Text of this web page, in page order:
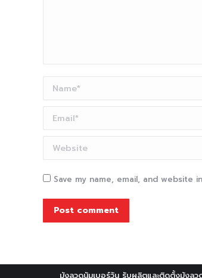
Name *
Email *
Website
Save my name, email, and
Post comment
มุ้งลวดนัมเบอร์วัน รับผลิตและติดตั้งมุ้งลว